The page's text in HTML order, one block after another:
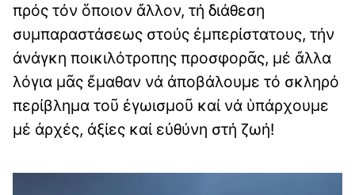
πρός τόν ὅποιον ἄλλον, τή διάθεση
συμπαραστάσεως στούς ἐμπερίστατους, τήν
ἀνάγκη ποικιλότροπης προσφορᾶς, μέ ἄλλα
λόγια μᾶς ἔμαθαν νά ἀποβάλουμε τό σκληρό
περίβλημα τοῦ ἐγωισμοῦ καί νά ὑπάρχουμε
μέ ἀρχές, ἀξίες καί εὐθύνη στή ζωή!